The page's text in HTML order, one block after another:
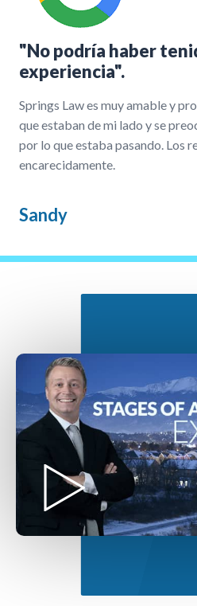
"No podría haber
experiencia".
Springs Law es muy amable y
que estaban de mi lado y se
por lo que estaba pasando. Los
encarecidamente.
Sandy